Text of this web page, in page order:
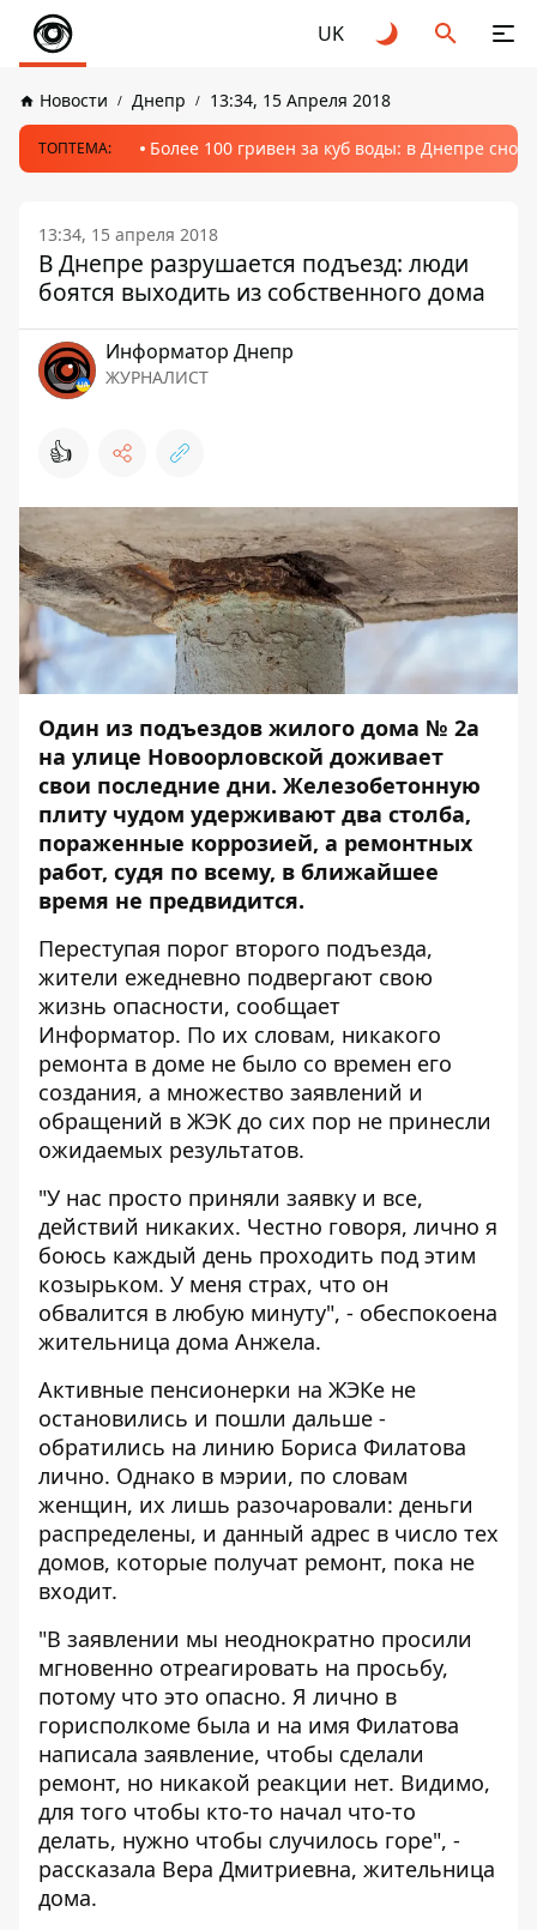
UK
Новости Днепр 13:34, 15 Апреля 2018
ТОПТЕМА: Более 100 гривен за куб воды: в Днепре
13:34, 15 апреля 2018
В Днепре разрушается подъезд: люди
боятся выходить из собственного дома
Информатор Днепр
ЖУРНАЛИСТ
👍
Один из подъездов жилого дома № 2а
на улице Новоорловской доживает
свои последние дни. Железобетонную
плиту чудом удерживают два столба,
пораженные коррозией, а ремонтных
работ, судя по всему, в ближайшее
время не предвидится.
Переступая порог второго подъезда,
жители ежедневно подвергают свою
жизнь опасности, сообщает
Информатор. По их словам, никакого
ремонта в доме не было со времен его
создания, а множество заявлений и
обращений в ЖЭК до сих пор не принесли
ожидаемых результатов.
"У нас просто приняли заявку и все,
действий никаких. Честно говоря, лично я
боюсь каждый день проходить под этим
козырьком. У меня страх, что он
обвалится в любую минуту", - обеспокоена
жительница дома Анжела.
Активные пенсионерки на ЖЭКе не
остановились и пошли дальше -
обратились на линию Бориса Филатова
лично. Однако в мэрии, по словам
женщин, их лишь разочаровали: деньги
распределены, и данный адрес в число тех
домов, которые получат ремонт, пока не
входит.
"В заявлении мы неоднократно просили
мгновенно отреагировать на просьбу,
потому что это опасно. Я лично в
горисполкоме была и на имя Филатова
написала заявление, чтобы сделали
ремонт, но никакой реакции нет. Видимо,
для того чтобы кто-то начал что-то
делать, нужно чтобы случилось горе", -
рассказала Вера Дмитриевна, жительница
дома.